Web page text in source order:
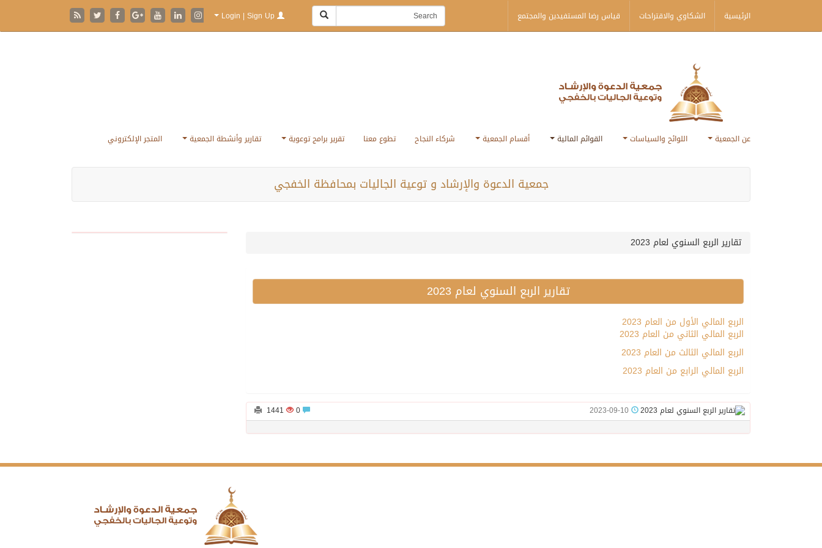
الرئيسية الشكاوي والاقتراحات قياس رضا المستفيدين والمجتمع
عن الجمعية اللوائح والسياسات القوائم المالية أقسام الجمعية شركاء النجاح تطوع معنا تقرير برامج توعوية تقارير وأنشطة الجمعية المتجر الإلكتروني
جمعية الدعوة والإرشاد و توعية الجاليات بمحافظة الخفجي
تقارير الربع السنوي لعام 2023
تقارير الربع السنوي لعام 2023
الربع المالي الأول من العام 2023
الربع المالي الثاني من العام 2023
الربع المالي الثالث من العام 2023
الربع المالي الرابع من العام 2023
2023-09-10
1441